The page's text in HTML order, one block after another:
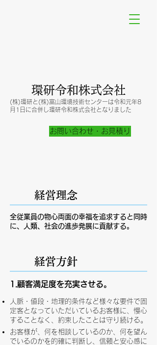
​環研令和株式会社
お問い合わせ・お見積り
(株)環研と(株)富山環境技術センターは令和元年8
月1日に合併し​環研令和株式会社となりました
経営理念
全従業員の物心両面の幸福を追求すると同時
に、人類、社会の進歩発展に貢献する。
経営方針
1.顧客満足度を充実させる。
人脈・値段・地理的条件など様々な要件で固
定客となっていただいているお客様に、慢心
することなく、約束したことは守り続ける。
お客様が、何を相談しているのか、何を望ん
でいるのかを的確に判断し、信頼と安心感に